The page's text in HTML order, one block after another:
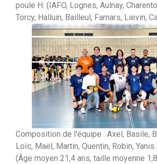
poule H: (IAFO, Lognes, Aulnay,
Torcy, Halluin, Bailleul, Famars, Lievin,
Composition de l'équipe : Axel, Basile,
Loïc, Maël, Martin, Quentin, Robin, Yanis.
(Âge moyen 21,4 ans, taille moyenne